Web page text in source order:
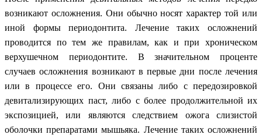
возникают осложнения. Они обычно носят характер той или
иной формы периодонтита. Лечение таких осложнений
проводится по тем же правилам, как и при хроническом
верхушечном периодонтите. В значительном проценте
случаев осложнения возникают в первые дни после лечения
или в процессе его. Они связаны либо с передозировкой
девитализирующих паст, либо с более продолжительной их
экспозицией, или являются следствием ожога слизистой
оболочки препаратами мышьяка. Лечение таких осложнений